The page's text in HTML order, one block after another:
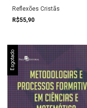
Reflexões Cristãs
R$55,90
Esgotado